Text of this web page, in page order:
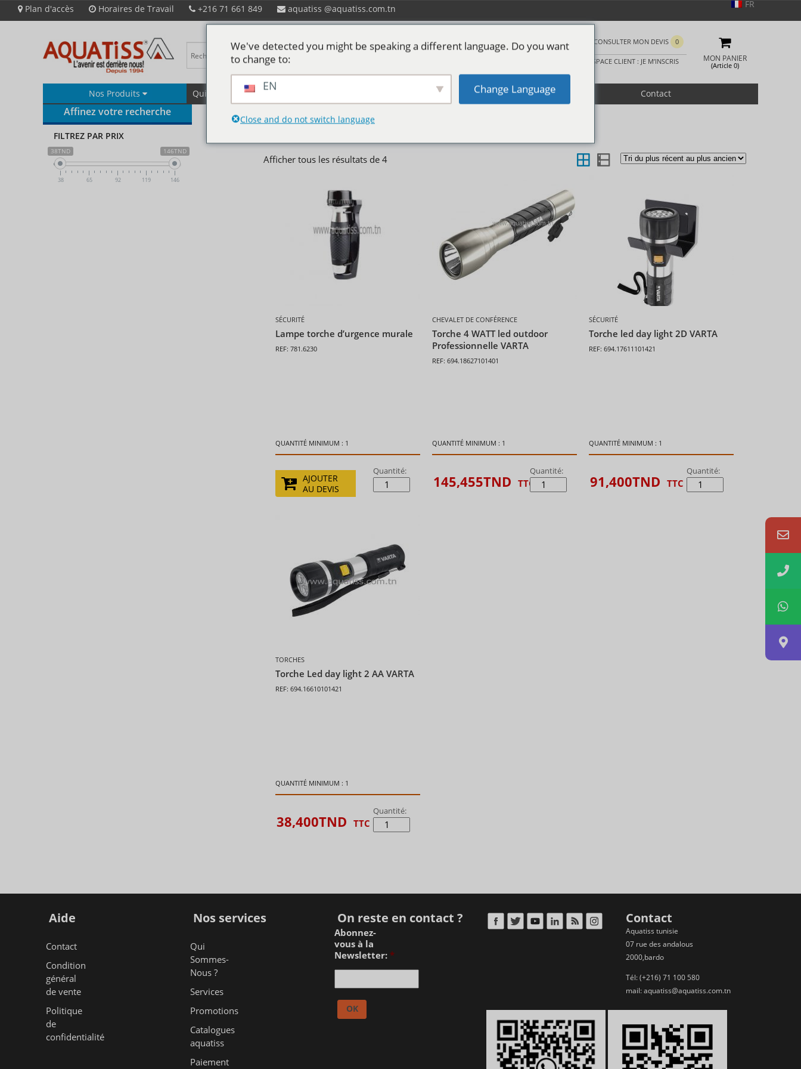
Plan d'accès Horaires de Travail +216 71 661 849 aquatiss aquatiss.com.tn
Nos Produits Qui Sommes-Nous ? Services Promotion Contact
CONSULTER MON DEVIS 0
ESPACE CLIENT : JE M’INSCRIS MON PANIER
(Article 0)
Torches
Afficher tous les résultats de 4
SÉCURITÉ
Lampe torche d’urgence murale
REF: 781.6230
QUANTITÉ MINIMUM : 1
Quantité:
AJOUTER
AU DEVIS
CHEVALET DE CONFÉRENCE
Torche 4 WATT led outdoor
Professionnelle VARTA
REF: 694.18627101401
QUANTITÉ MINIMUM : 1
145,455TND TTC
Quantité:
SÉCURITÉ
Torche led day light 2D VARTA
REF: 694.17611101421
QUANTITÉ MINIMUM : 1
91,400TND TTC
Quantité:
TORCHES
Torche Led day light 2 AA VARTA
REF: 694.16610101421
QUANTITÉ MINIMUM : 1
38,400TND TTC
Quantité:
Affinez votre recherche
FILTREZ PAR PRIX
38TND 146TND
38 65 92 119 146
Aide
Contact
Condition
général
de vente
Politique
de
confidentialité
Nos services
Qui
Sommes-
Nous ?
Services
Promotions
Catalogues
aquatiss
Paiement
On reste en contact ?
Abonnez-
vous à la
Newsletter: *
Contact
Aquatiss tunisie
07 rue des andalous
2000,bardo
Tél: (+216) 71 100 580
mail:aquatiss@aquatiss.com.tn
FR
We've detected you might be speaking a different language. Do you want
to change to:
EN Change Language
Close and do not switch language